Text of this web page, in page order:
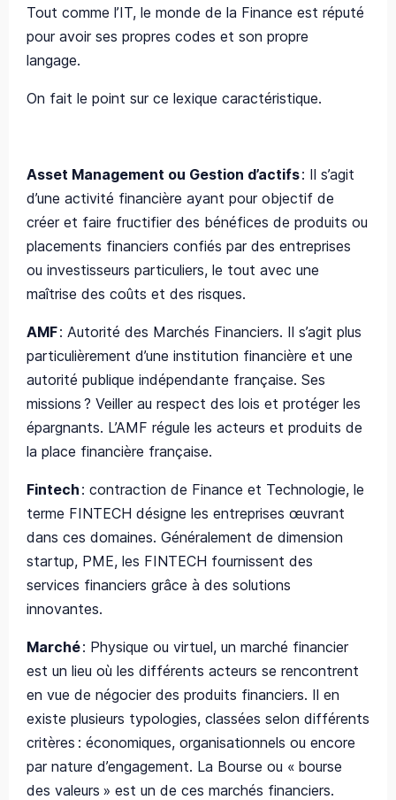
Tout comme l’IT, le monde de la Finance est réputé
pour avoir ses propres codes et son propre
langage.
On fait le point sur ce lexique caractéristique.
Asset Management ou Gestion d’actifs: Il s’agit
d’une activité financière ayant pour objectif de
créer et faire fructifier des bénéfices de produits ou
placements financiers confiés par des entreprises
ou investisseurs particuliers, le tout avec une
maîtrise des coûts et des risques.
AMF: Autorité des Marchés Financiers. Il s’agit plus
particulièrement d’une institution financière et une
autorité publique indépendante française. Ses
missions ? Veiller au respect des lois et protéger les
épargnants. L’AMF régule les acteurs et produits de
la place financière française.
Fintech : contraction de Finance et Technologie, le
terme FINTECH désigne les entreprises œuvrant
dans ces domaines. Généralement de dimension
startup, PME, les FINTECH fournissent des
services financiers grâce à des solutions
innovantes.
Marché: Physique ou virtuel, un marché financier
est un lieu où les différents acteurs se rencontrent
en vue de négocier des produits financiers. Il en
existe plusieurs typologies, classées selon différents
critères : économiques, organisationnels ou encore
par nature d’engagement. La Bourse ou « bourse
des valeurs » est un de ces marchés financiers.